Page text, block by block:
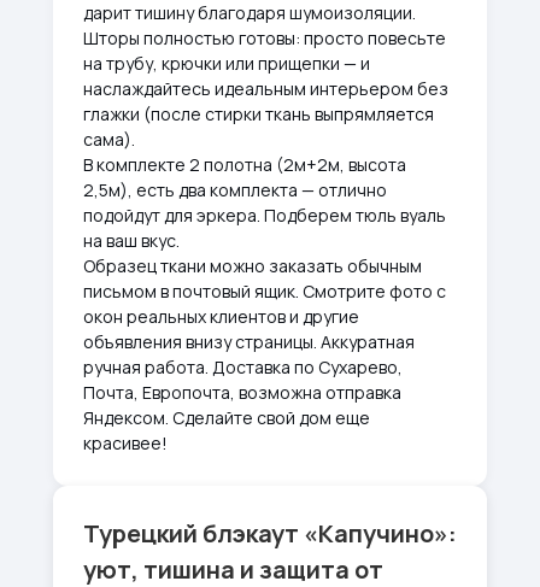
дарит тишину благодаря шумоизоляции.
Шторы полностью готовы: просто повесьте
на трубу, крючки или прищепки — и
наслаждайтесь идеальным интерьером без
глажки (после стирки ткань выпрямляется
сама).
В комплекте 2 полотна (2м+2м, высота
2,5м), есть два комплекта — отлично
подойдут для эркера. Подберем тюль вуаль
на ваш вкус.
Образец ткани можно заказать обычным
письмом в почтовый ящик. Смотрите фото с
окон реальных клиентов и другие
объявления внизу страницы. Аккуратная
ручная работа. Доставка по Сухарево,
Почта, Европочта, возможна отправка
Яндексом. Сделайте свой дом еще
красивее!
Турецкий блэкаут «Капучино»:
уют, тишина и защита от